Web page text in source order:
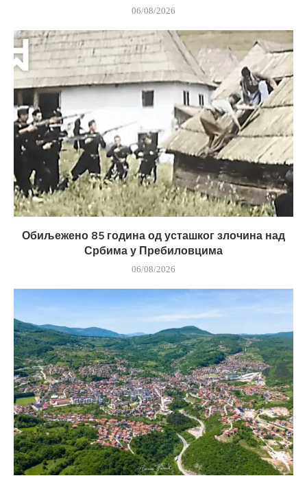
06/08/2026
Обиљежено 85 година од усташког злочина над
Србима у Пребиловцима
06/08/2026